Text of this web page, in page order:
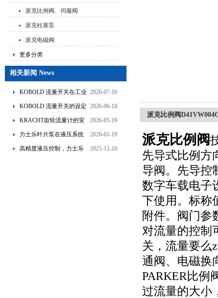
派克比例阀、伺服阀
派克柱塞泵
派克电磁阀
更多分类
相关新闻 News
KOBOLD 流量开关在工业
管道水流量监测中的应用
2026-07-16
KOBOLD 流量开关的设定
流量调节与刻度指示
2026-06-18
KRACHT齿轮流量计的安
装要求：直管段、过滤器
2026-05-19
力士乐叶片泵在液压系统
中的应用分析
2026-01-19
高精度液压控制，力士乐
2025-12-10
派克比例阀
派克比例阀
先导式比例方
导阀。先导控
数字车载电子
下使用。标称
附件。阀门参
对流量的控制
关，流量要么
通阀、电磁换
PARKER比例
过流量的大小